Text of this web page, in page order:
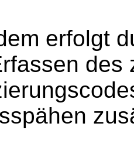
erfolgt
des